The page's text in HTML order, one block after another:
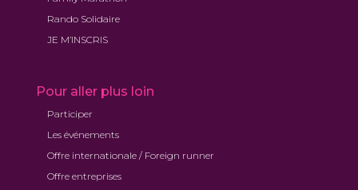
Rando Solidaire
JE M’INSCRIS
Pour aller plus loin
Participer
Les événements
Offre internationale / Foreign runner
Offre entreprises